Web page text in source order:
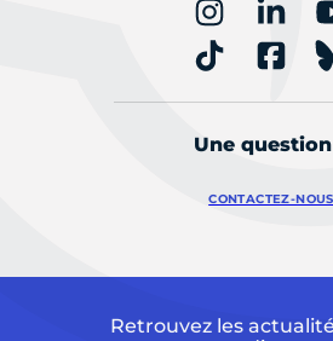
Une
CONTACTEZ-NOUS
Retrouvez les